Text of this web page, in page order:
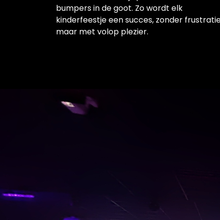
bumpers in de goot. Zo wordt elk
kinderfeestje een succes, zonder
maar met volop plezier.